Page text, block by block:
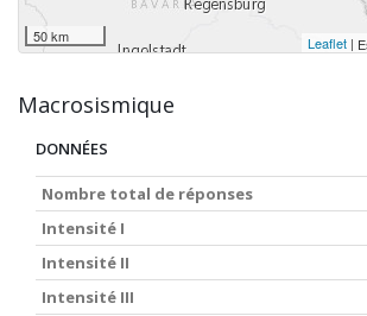
50 km Leaflet |
Macrosismique
DONNÉES
Nombre total de réponses
Intensité I
Intensité II
Intensité III